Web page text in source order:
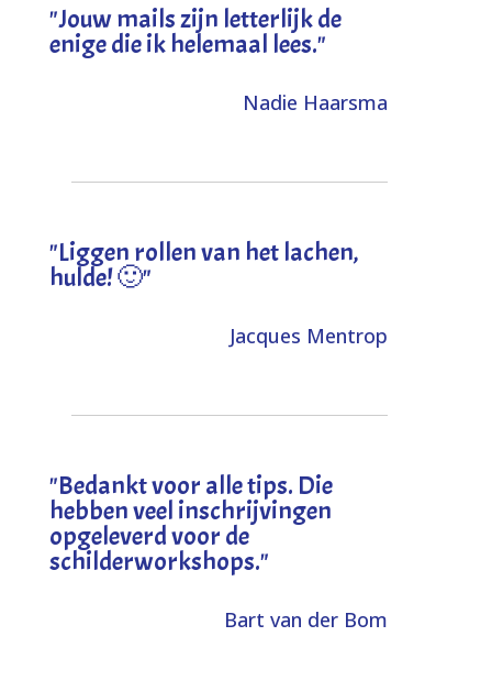
"Jouw mails zijn letterlijk de
enige die ik helemaal lees."
Nadie Haarsma
"Liggen rollen van het lachen,
hulde! 🙂"
Jacques Mentrop
"Bedankt voor alle tips. Die
hebben veel inschrijvingen
opgeleverd voor de
schilderworkshops."
Bart van der Bom